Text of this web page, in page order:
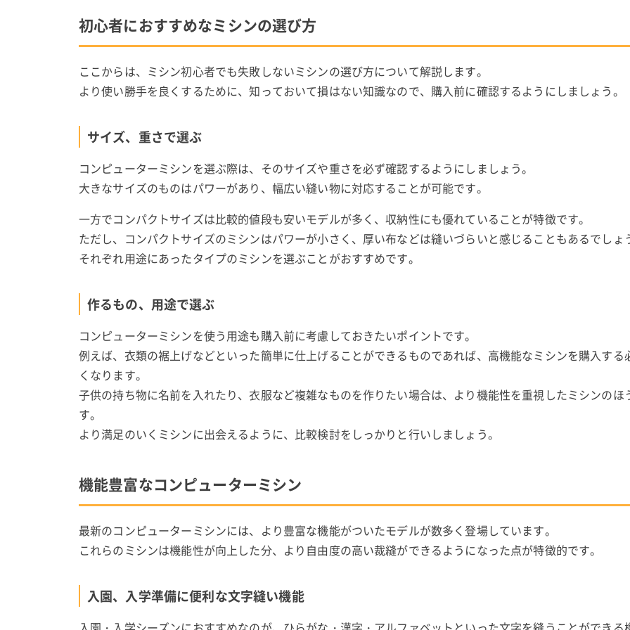
初心者におすすめなミシンの選び方
ここからは、ミシン初心者でも失敗しないミシンの選び方について解説します。
より使い勝手を良くするために、知っておいて損はない知識なので、購入前に確認するようにしましょう。
サイズ、重さで選ぶ
コンピューターミシンを選ぶ際は、そのサイズや重さを必ず確認するようにしましょう。
大きなサイズのものはパワーがあり、幅広い縫い物に対応することが可能です。
一方でコンパクトサイズは比較的値段も安いモデルが多く、収納性にも優れていることが特徴です。
ただし、コンパクトサイズのミシンはパワーが小さく、厚い布などは縫いづらいと感じることもあるでしょ
それぞれ用途にあったタイプのミシンを選ぶことがおすすめです。
作るもの、用途で選ぶ
コンピューターミシンを使う用途も購入前に考慮しておきたいポイントです。
例えば、衣類の裾上げなどといった簡単に仕上げることができるものであれば、高機能なミシンを購入する
くなります。
子供の持ち物に名前を入れたり、衣服など複雑なものを作りたい場合は、より機能性を重視したミシンのほ
す。
より満足のいくミシンに出会えるように、比較検討をしっかりと行いしましょう。
機能豊富なコンピューターミシン
最新のコンピューターミシンには、より豊富な機能がついたモデルが数多く登場しています。
これらのミシンは機能性が向上した分、より自由度の高い裁縫ができるようになった点が特徴的です。
入園、入学準備に便利な文字縫い機能